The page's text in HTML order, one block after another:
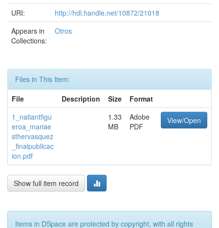
URI:
http://hdl.handle.net/10872/21018
Appears in
Collections:
Otros
Files in This Item:
File
Description Size
Format
1_natiantfigu
eroa_mariae
sthervasquez
_finalpublicac
ion.pdf
1.33
MB
Adobe
PDF
View/Open
Show full item record
Items in DSpace are protected by copyright, with all rights